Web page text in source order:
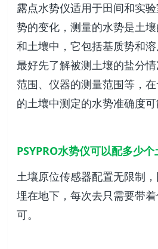
露点水势仪适用于田间和实
势的变化，测量的水势是土
和土壤中，它包括基质势和
最好先了解被测土壤的盐分
范围、仪器的测量范围等，
的土壤中测定的水势准确度可
PSYPRO水势仪可以配多少个
土壤原位传感器配置无限制
埋在地下，每次去只需要带
可。